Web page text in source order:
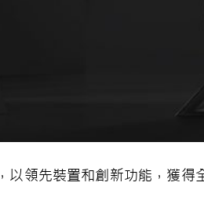
以領先裝置和創新功能，獲得